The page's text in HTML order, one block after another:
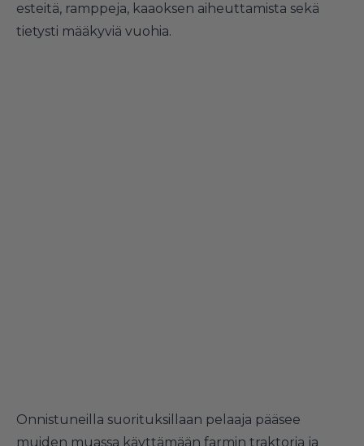
esteitä, ramppeja, kaaoksen aiheuttamista sekä
tietysti määkyviä vuohia.
Onnistuneilla suorituksillaan pelaaja pääsee
muiden muassa käyttämään farmin traktoria ja